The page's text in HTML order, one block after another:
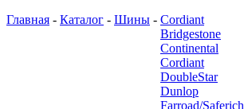
Главная - Каталог - Шины - Cordiant
Bridgestone
Continental
Cordiant
DoubleStar
Dunlop
Farroad/Saferich